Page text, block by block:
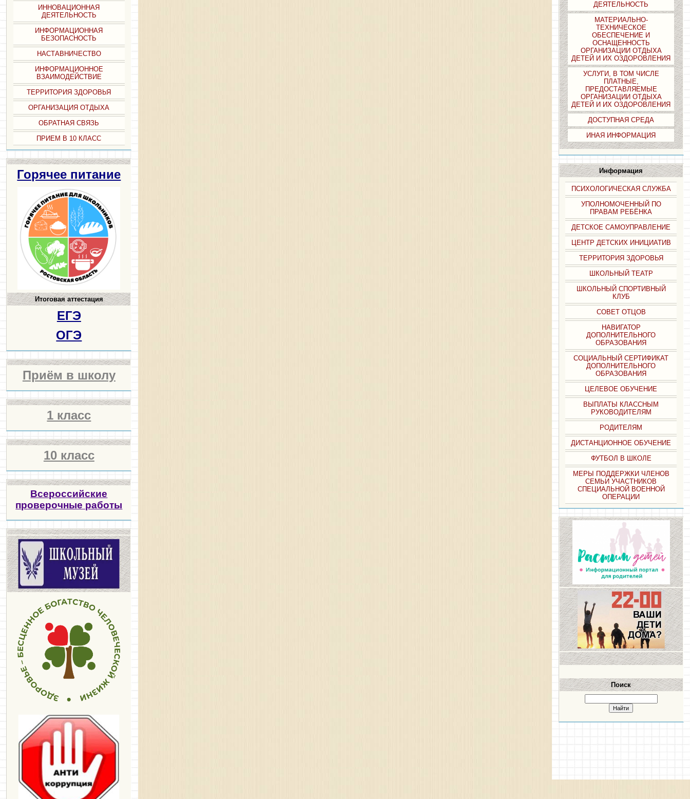
ИННОВАЦИОННАЯ
ДЕЯТЕЛЬНОСТЬ
ИНФОРМАЦИОННАЯ
БЕЗОПАСНОСТЬ
НАСТАВНИЧЕСТВО
ИНФОРМАЦИОННОЕ
ВЗАИМОДЕЙСТВИЕ
ТЕРРИТОРИЯ ЗДОРОВЬЯ
ОРГАНИЗАЦИЯ ОТДЫХА
ОБРАТНАЯ СВЯЗЬ
ПРИЕМ В 10 КЛАСС
Горячее питание
Итоговая аттестация
ЕГЭ
ОГЭ
Приём в школу
1 класс
10 класс
Всероссийские
проверочные работы
ДЕЯТЕЛЬНОСТЬ
МАТЕРИАЛЬНО-
ТЕХНИЧЕСКОЕ
ОБЕСПЕЧЕНИЕ И
ОСНАЩЕННОСТЬ
ОРГАНИЗАЦИИ ОТДЫХА
ДЕТЕЙ И ИХ ОЗДОРОВЛЕНИЯ
УСЛУГИ, В ТОМ ЧИСЛЕ
ПЛАТНЫЕ,
ПРЕДОСТАВЛЯЕМЫЕ
ОРГАНИЗАЦИИ ОТДЫХА
ДЕТЕЙ И ИХ ОЗДОРОВЛЕНИЯ
ДОСТУПНАЯ СРЕДА
ИНАЯ ИНФОРМАЦИЯ
Информация
ПСИХОЛОГИЧЕСКАЯ СЛУЖБА
УПОЛНОМОЧЕННЫЙ ПО
ПРАВАМ РЕБЁНКА
ДЕТСКОЕ САМОУПРАВЛЕНИЕ
ЦЕНТР ДЕТСКИХ ИНИЦИАТИВ
ТЕРРИТОРИЯ ЗДОРОВЬЯ
ШКОЛЬНЫЙ ТЕАТР
ШКОЛЬНЫЙ СПОРТИВНЫЙ
КЛУБ
СОВЕТ ОТЦОВ
НАВИГАТОР
ДОПОЛНИТЕЛЬНОГО
ОБРАЗОВАНИЯ
СОЦИАЛЬНЫЙ СЕРТИФИКАТ
ДОПОЛНИТЕЛЬНОГО
ОБРАЗОВАНИЯ
ЦЕЛЕВОЕ ОБУЧЕНИЕ
ВЫПЛАТЫ КЛАССНЫМ
РУКОВОДИТЕЛЯМ
РОДИТЕЛЯМ
ДИСТАНЦИОННОЕ ОБУЧЕНИЕ
ФУТБОЛ В ШКОЛЕ
МЕРЫ ПОДДЕРЖКИ ЧЛЕНОВ
СЕМЬИ УЧАСТНИКОВ
СПЕЦИАЛЬНОЙ ВОЕННОЙ
ОПЕРАЦИИ
Поиск